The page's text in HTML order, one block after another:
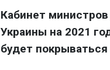
Кабинет
Украины на 2021
будет